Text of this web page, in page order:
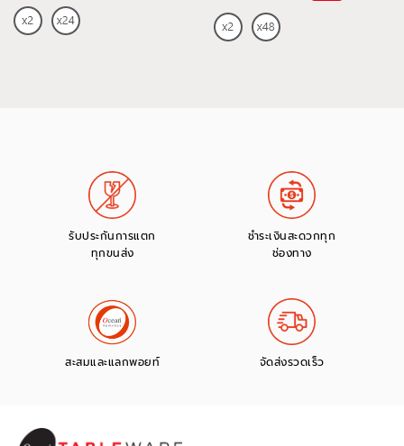
รับประกันการแตก
ทุกขนส่ง
ชำระเงินสะดวกทุก
ช่องทาง
สะสมและแลกพอยท์ จัดส่งรวดเร็ว